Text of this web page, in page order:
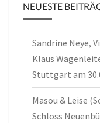
NEUESTE
Sandrine Neye,
Klaus
Stuttgart am
Masou & Leise
Schloss